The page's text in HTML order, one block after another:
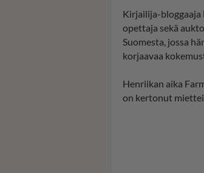
Kirjailija-bloggaaja
opettaja sekä
Suomesta, jossa
korjaavaa
Henriikan aika
on kertonut